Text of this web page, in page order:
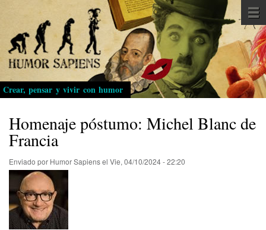
Pasar
al
contenido
principal
Crear, pensar y vivir con humor
Homenaje póstumo: Michel Blanc de
Francia
Enviado por Humor Sapiensel Vie, 04/10/2024 - 22:20